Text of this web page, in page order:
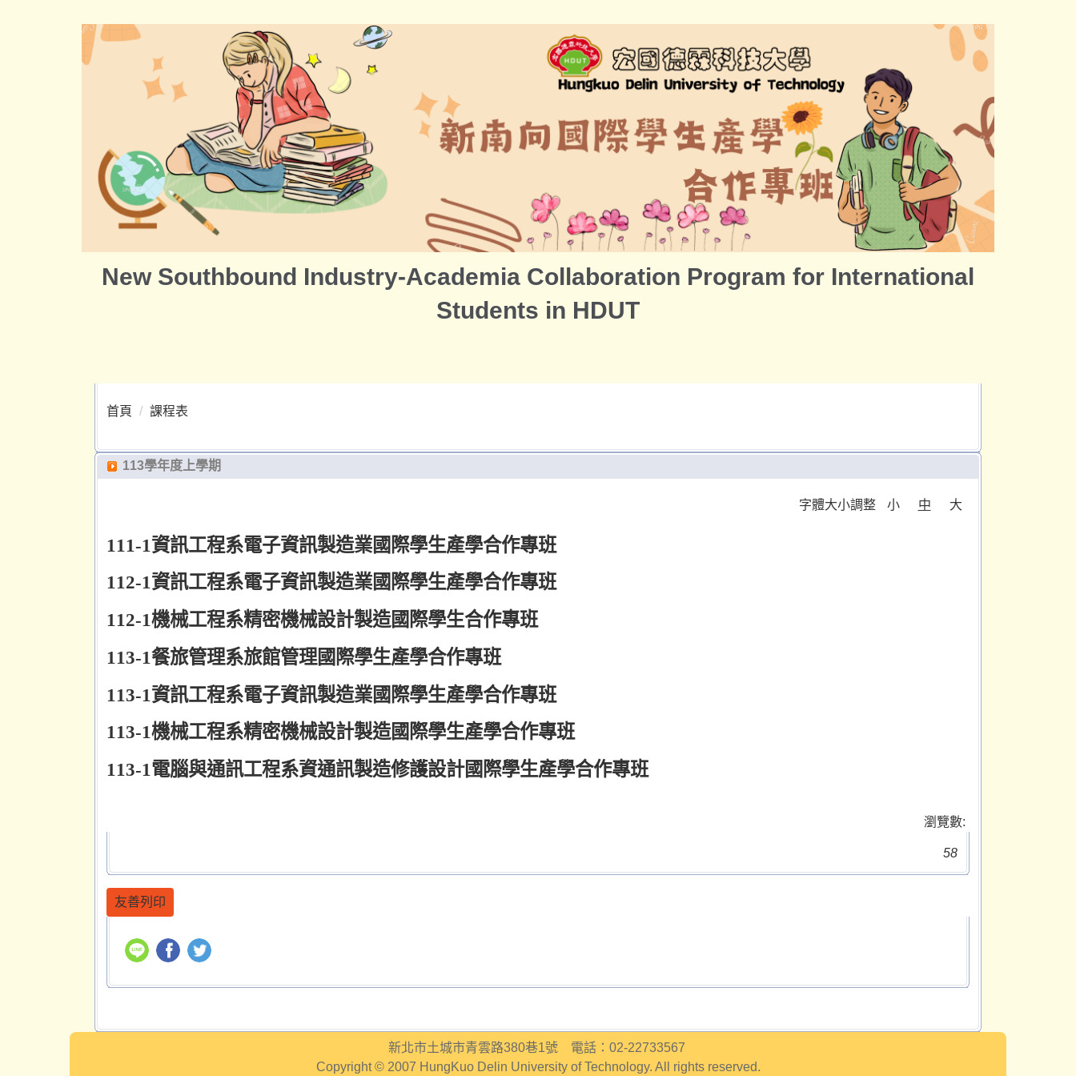
New Southbound Industry-Academia Collaboration Program for International
Students in HDUT
首頁 課程表
113學年度上學期
字體大小調整 小 中 大
111-1資訊工程系電子資訊製造業國際學生產學合作專班
112-1資訊工程系電子資訊製造業國際學生產學合作專班
112-1機械工程系精密機械設計製造國際學生合作專班
113-1餐旅管理系旅館管理國際學生產學合作專班
113-1資訊工程系電子資訊製造業國際學生產學合作專班
113-1機械工程系精密機械設計製造國際學生產學合作專班
113-1電腦與通訊工程系資通訊製造修護設計國際學生產學合作專班
瀏覽數:
58
友善列印
新北市土城市青雲路380巷1號 電話：02-22733567
Copyright © 2007 HungKuo Delin University of Technology. All rights reserved.